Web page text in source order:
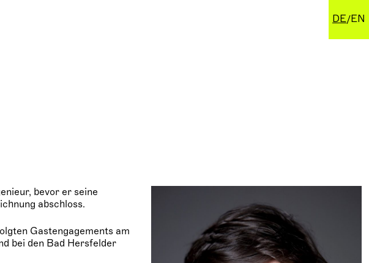
DE EN
bevor er seine
abschloss.
Gastengagements am
bei den Bad Hersfelder